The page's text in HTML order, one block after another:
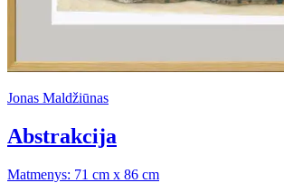
Jonas Maldžiūnas
Abstrakcija
Matmenys: 71 cm x 86 cm